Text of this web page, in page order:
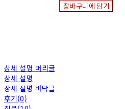
장바구니에 담기
상세 설명 머리글
상세 설명
상세 설명 바닥글
후기(0)